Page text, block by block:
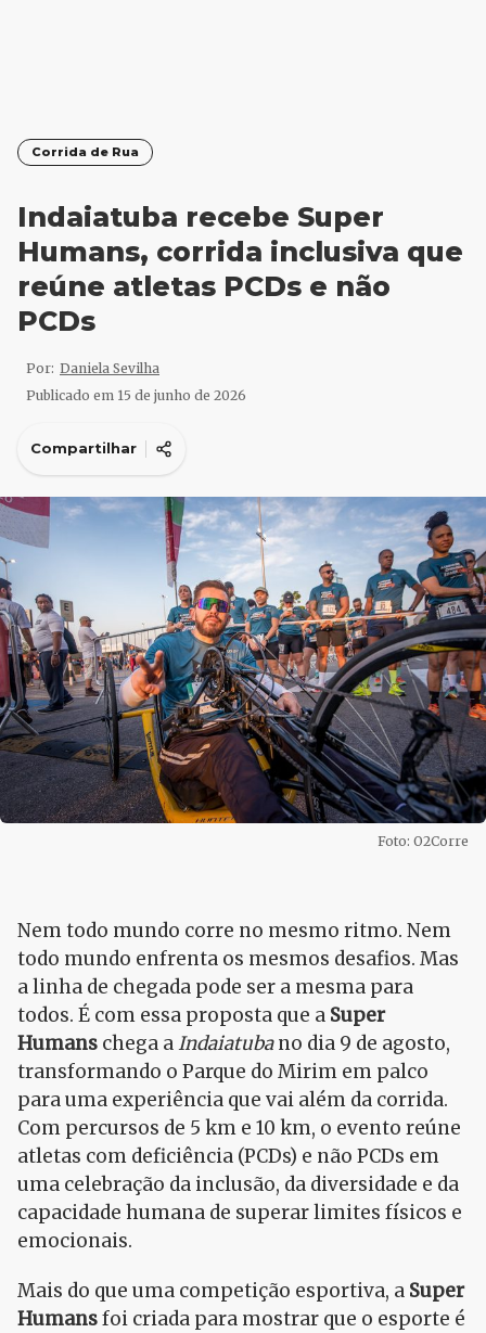
Corrida de Rua
Indaiatuba recebe Super
Humans, corrida inclusiva que
reúne atletas PCDs e não
PCDs
Por: Daniela Sevilha
Publicado em 15 de junho de 2026
Compartilhar
Foto: O2Corre
Nem todo mundo corre no mesmo ritmo. Nem
todo mundo enfrenta os mesmos desafios. Mas
a linha de chegada pode ser a mesma para
todos. É com essa proposta que a Super
Humans chega aIndaiatubano dia 9 de agosto,
transformando o Parque do Mirim em palco
para uma experiência que vai além da corrida.
Com percursos de 5 km e 10 km, o evento reúne
atletas com deficiência (PCDs) e não PCDs em
uma celebração da inclusão, da diversidade e da
capacidade humana de superar limites físicos e
emocionais.
Mais do que uma competição esportiva, a Super
Humansfoi criada para mostrar que o esporte é